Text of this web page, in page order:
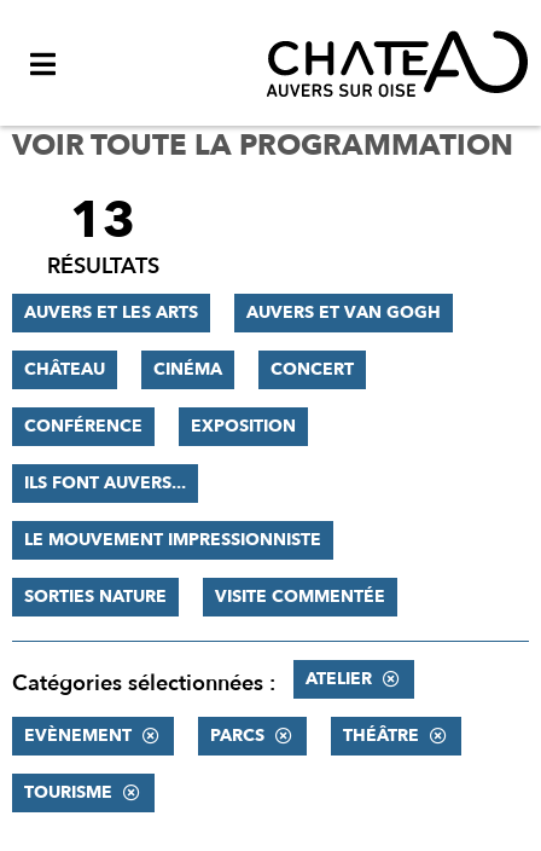
VOIR TOUTE LA PROGRAMMATION
FILTRER
RÉSULTATS
13
RÉSULTATS
AUVERS ET LES ARTS AUVERS ET VAN GOGH
CHÂTEAU CINÉMA CONCERT
CONFÉRENCE EXPOSITION
ILS FONT AUVERS...
LE MOUVEMENT IMPRESSIONNISTE
SORTIES NATURE VISITE COMMENTÉE
Catégories sélectionnées : ATELIER
EVÈNEMENT PARCS THÉÂTRE
TOURISME